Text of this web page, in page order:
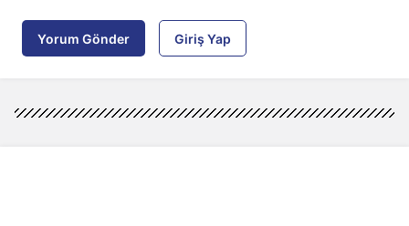
Yorum Gönder Giriş Yap